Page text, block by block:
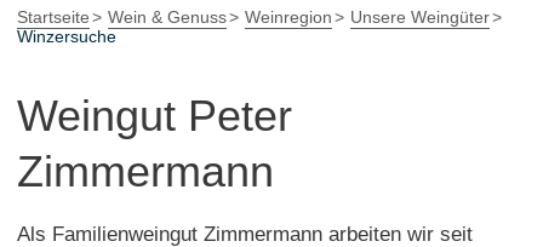
Startseite Wein & Genuss Weinregion
Unsere Weingüter
Winzersuche
Weingut Peter
Zimmermann
Als Familienweingut Zimmermann arbeiten wir seit